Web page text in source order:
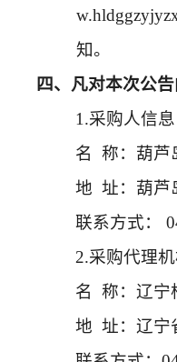
知。
四、凡对本次公
1.采购人信息
名 称： 葫芦
地 址： 葫芦
联系方式：
2.采购代理
名 称： 辽宁
地 址： 辽宁